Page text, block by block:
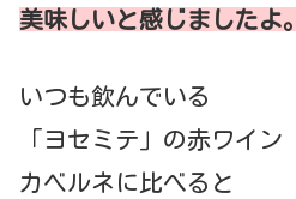
美味しいと感じましたよ。
いつも飲んでいる
「ヨセミテ」の赤ワイン
カベルネに比べると